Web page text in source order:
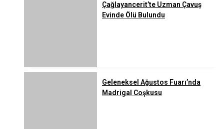
Çağlayancerit’te Uzman Çavuş
Evinde Ölü Bulundu
Geleneksel Ağustos Fuarı’nda
Madrigal Coşkusu